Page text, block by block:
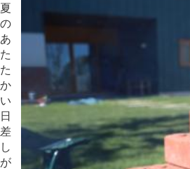
夏
の
あ
た
た
か
い
日
差
し
が